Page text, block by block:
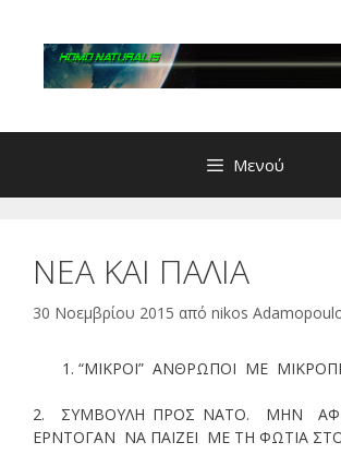
περιεχόμενο
Μενού
ΝΕΑ ΚΑΙ ΠΑΛΙΑ
30 Νοεμβρίου 2015 από nikos
“ΜΙΚΡΟΙ” ΑΝΘΡΩΠΟΙ ΜΕ
2. ΣΥΜΒΟΥΛΗ ΠΡΟΣ ΝΑΤΟ. ΜΗΝ
ΕΡΝΤΟΓΑΝ ΝΑ ΠΑΙΖΕΙ ΜΕ ΤΗ ΦΩΤΙΑ ΣΤΟ